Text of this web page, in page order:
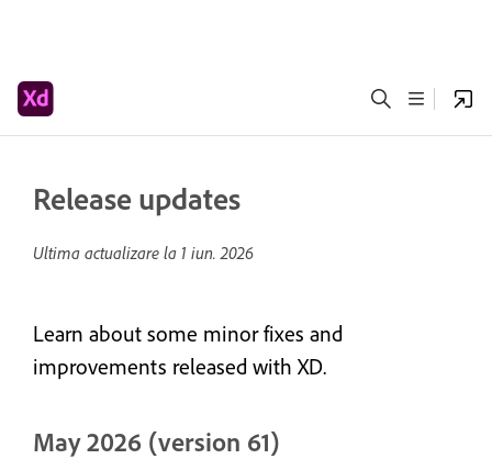
Release updates
Ultima actualizare la 1 iun. 2026
Learn about some minor fixes and
improvements released with XD.
May 2026 (version 61)